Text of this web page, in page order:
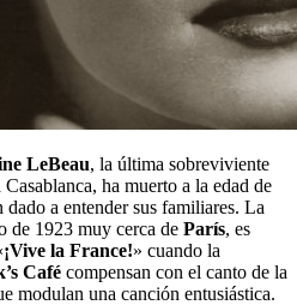
LeBeau, la última sobreviviente
ha muerto a la edad de
dado a entender sus familiares. La
de 1923 muy cerca de París, es
¡Vive la France!» cuando la
Café compensan con el canto de la
modulan una canción entusiástica.